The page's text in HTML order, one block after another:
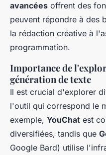
avancées offrent des
peuvent répondre à des
la rédaction créative à
programmation.
Importance de
génération de texte
Il est crucial d'explorer
l'outil qui correspond le
exemple, YouChat est
diversifiées, tandis que
Google Bard) utilise